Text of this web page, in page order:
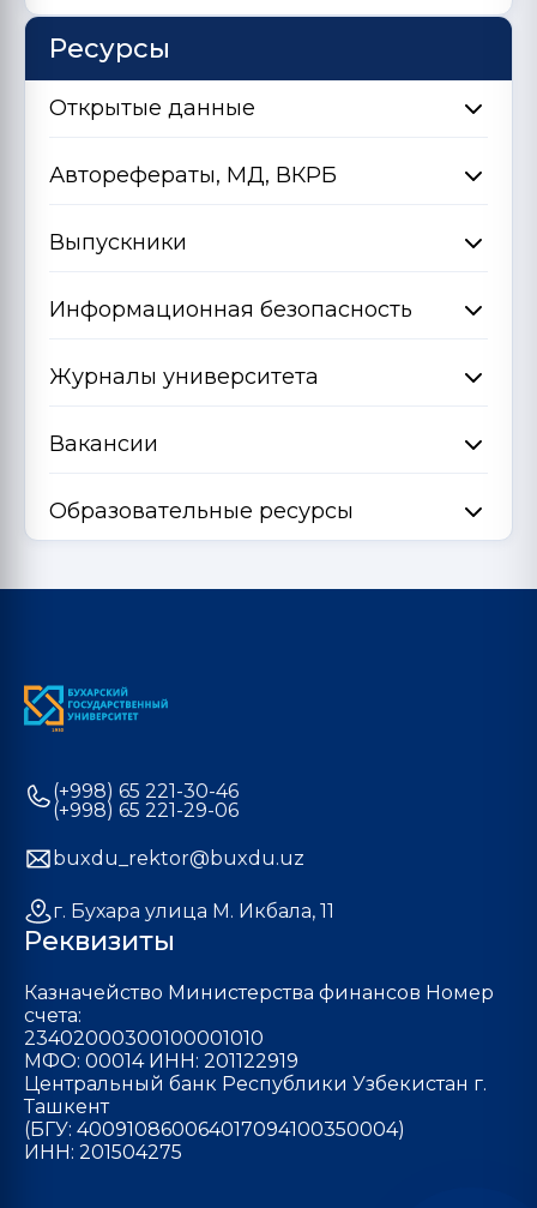
Ресурсы
Открытые данные
Авторефераты, МД, ВКРБ
Выпускники
Информационная безопасность
Журналы университета
Вакансии
Образовательные ресурсы
(+998) 65 221-30-46
(+998) 65 221-29-06
buxdu_rektor@buxdu.uz
г. Бухара улица М. Икбала, 11
Реквизиты
Казначейство Министерства финансов Номер
счета:
23402000300100001010
МФО: 00014 ИНН: 201122919
Центральный банк Республики Узбекистан г.
Ташкент
(БГУ: 400910860064017094100350004)
ИНН: 201504275